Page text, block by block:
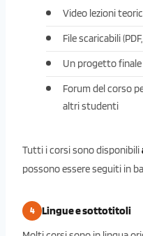
Video lezioni
File scaricabili
Un progetto finale
Forum del corso
altri studenti
Tutti i corsi sono disponibili
possono essere seguiti in
4 Lingue e sottotitoli